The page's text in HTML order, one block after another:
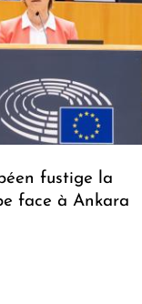
fustige la
face à Ankara